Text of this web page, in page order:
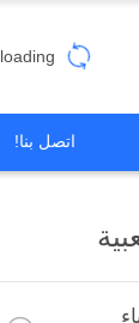
loading...
اتصل بنا!